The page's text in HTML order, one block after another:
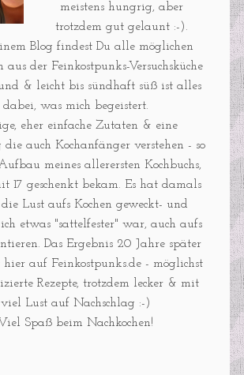
meistens hungrig, aber
trotzdem gut gelaunt :-).
Blog findest Du alle möglichen
aus der Feinkostpunks-Versuchsküche
& leicht bis sündhaft süß ist alles
dabei, was mich begeistert.
eher einfache Zutaten & eine
auch Kochanfänger verstehen - so
meines allerersten Kochbuchs,
17 geschenkt bekam. Es hat damals
Lust aufs Kochen geweckt- und
etwas "sattelfester" war, auch aufs
Das Ergebnis 20 Jahre später
auf Feinkostpunks.de - möglichst
Rezepte, trotzdem lecker & mit
viel Lust auf Nachschlag :-)
Viel Spaß beim Nachkochen!